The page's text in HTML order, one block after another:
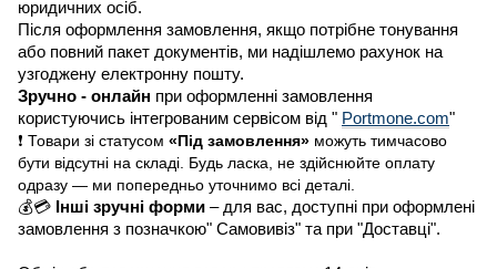
юридичних осіб.
Після оформлення замовлення, якщо потрібне тонування
або повний пакет документів, ми надішлемо рахунок на
узгоджену електронну пошту.
Зручно - онлайн при оформленні замовлення
користуючись інтегрованим сервісом від " Portmone.com"
❗ Товари зі статусом «Під замовлення» можуть тимчасово
бути відсутні на складі. Будь ласка, не здійснюйте оплату
одразу — ми попередньо уточнимо всі деталі.
💰💳 Інші зручні форми – для вас, доступні при оформлені
замовлення з позначкою" Самовивіз" та при "Доставці".